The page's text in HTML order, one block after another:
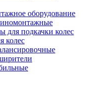
оборудование
для подкачки колес
колес